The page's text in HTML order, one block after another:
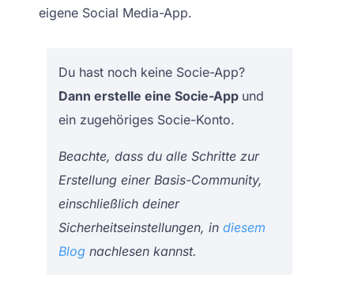
eigene Social Media-App.
Du hast noch keine Socie-App?
Dann erstelle eine Socie-App und
ein zugehöriges Socie-Konto.
Beachte, dass du alle Schritte zur
Erstellung einer Basis-Community,
einschließlich deiner
Sicherheitseinstellungen, in diesem
Blognachlesen kannst.